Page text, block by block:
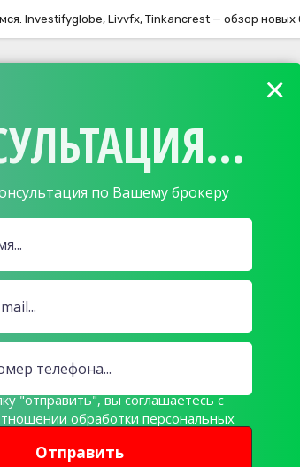
Investifyglobe, Livvfx, Tinkancrest — обзор
по Вашему брокеру
Отправить
×
"отправить", вы соглашаетесь с
обработки персональных